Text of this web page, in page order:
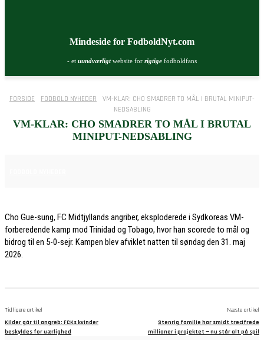
Mindeside for FodboldNyt.com
- et uundværligtwebsite for rigtige fodboldfans
FORSIDE FODBOLD NYHEDER
VM-KLAR: CHO SMADRER TO MÅL I BRUTAL MINIPUT-
NEDSABLING
VM-KLAR: CHO SMADRER TO MÅL I BRUTAL
MINIPUT-NEDSABLING
Cho Gue-sung, FC Midtjyllands angriber, eksploderede i Sydkoreas VM-
forberedende kamp mod Trinidad og Tobago, hvor han scorede to mål og
bidrog til en 5-0-sejr. Kampen blev afviklet natten til søndag den 31. maj
2026.
Tidligere artikel
Kilder går til angreb: FCKs kvinder
beskyldes for uærlighed
Næste artikel
Stenrig familie har smidt trecifrede
millioner i projektet — nu står alt på spil